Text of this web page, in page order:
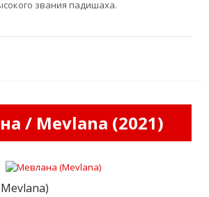
звания падишаха.
/ Mevlana (2021)